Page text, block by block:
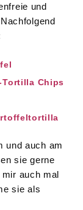
und
Tortilla Chips
und auch am
sie gerne
auch mal
sie als